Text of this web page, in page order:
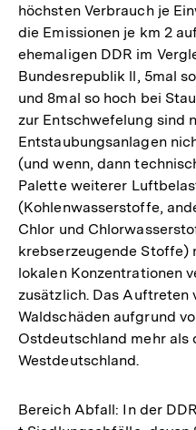
höchsten Verbrauch je
die Emissionen je km 2
ehemaligen DDR im
Bundesrepublik ll, 5mal
und 8mal so hoch bei
zur Entschwefelung sind
Entstaubungsanlagen
(und wenn, dann
Palette weiterer
(Kohlenwasserstoffe,
Chlor und
krebserzeugende Stoffe)
lokalen Konzentrationen
zusätzlich. Das Auftreten
Waldschäden aufgrund
Ostdeutschland mehr als
Westdeutschland.
Bereich Abfall: In der